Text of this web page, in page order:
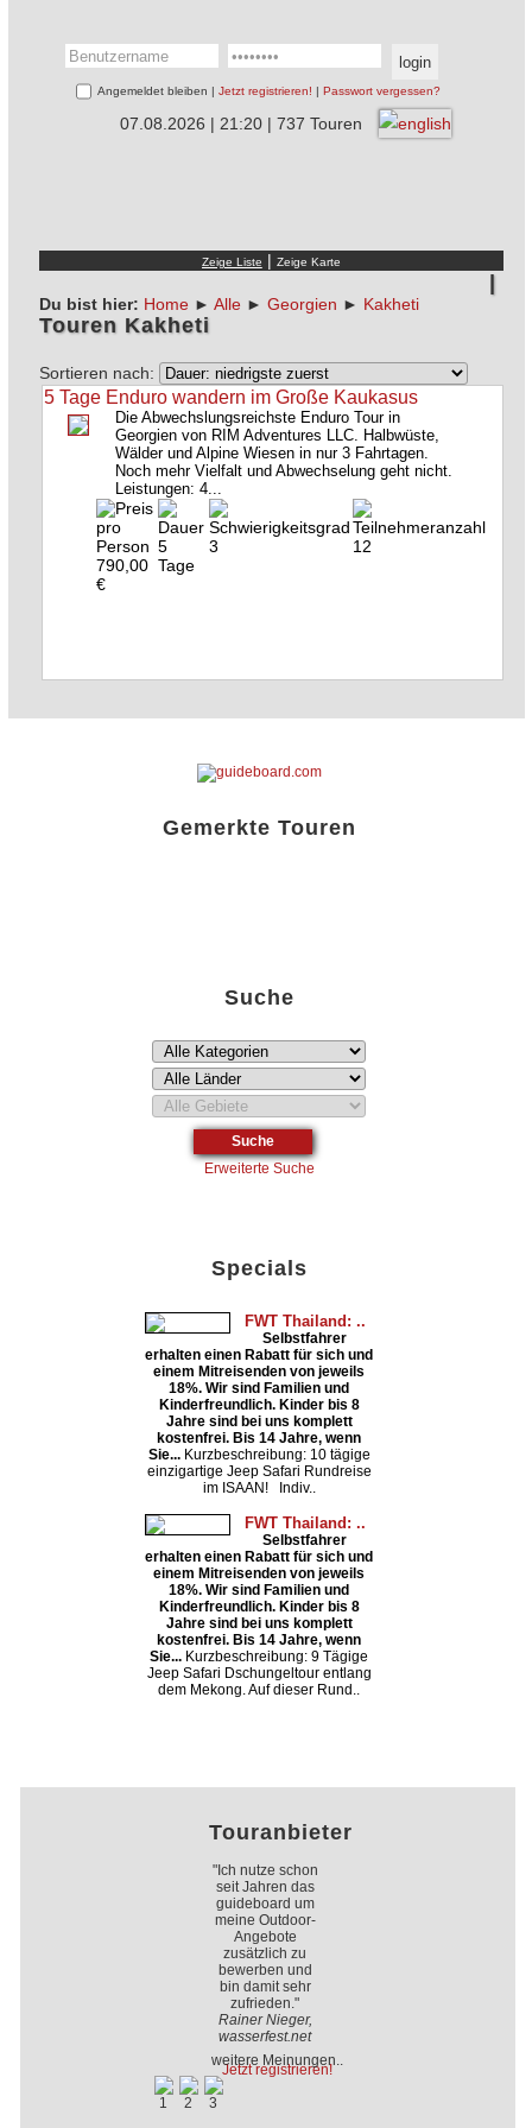
Angemeldet bleiben | Jetzt registrieren! | Passwort vergessen?
07.08.2026 | 21:20 | 737 Touren
|
Du bist hier: Home► Alle► Georgien ► Kakheti
Touren Kakheti
Sortieren nach:
5 Tage Enduro wandern im Große Kaukasus
Die Abwechslungsreichste Enduro Tour in
Georgien von RIM Adventures LLC. Halbwüste,
Wälder und Alpine Wiesen in nur 3 Fahrtagen.
Noch mehr Vielfalt und Abwechselung geht nicht.
Leistungen: 4...
790,00
€
5
Tage
3 12
Gemerkte Touren
Suche
Erweiterte Suche
Specials
FWT Thailand: ..
Selbstfahrer
erhalten einen Rabatt für sich und
einem Mitreisenden von jeweils
18%. Wir sind Familien und
Kinderfreundlich. Kinder bis 8
Jahre sind bei uns komplett
kostenfrei. Bis 14 Jahre, wenn
Sie...Kurzbeschreibung: 10 tägige
einzigartige Jeep Safari Rundreise
im ISAAN! Indiv..
FWT Thailand: ..
Selbstfahrer
erhalten einen Rabatt für sich und
einem Mitreisenden von jeweils
18%. Wir sind Familien und
Kinderfreundlich. Kinder bis 8
Jahre sind bei uns komplett
kostenfrei. Bis 14 Jahre, wenn
Sie... Kurzbeschreibung: 9 Tägige
Jeep Safari Dschungeltour entlang
dem Mekong. Auf dieser Rund..
Touranbieter
"Ich nutze schon
seit Jahren das
guideboard um
meine Outdoor-
Angebote
zusätzlich zu
bewerben und
bin damit sehr
zufrieden."
Rainer Nieger,
wasserfest.net
Jetzt registrieren!
weitere Meinungen..